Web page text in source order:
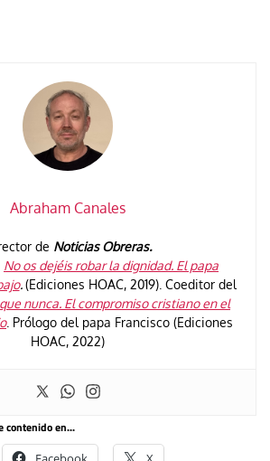
Abraham Canales
de Noticias Obreras.
No os dejéis robar la dignidad. El papa
.(Ediciones HOAC, 2019). Coeditor del
nunca. El compromiso cristiano en el
. Prólogo del papa Francisco (Ediciones
HOAC, 2022)
contenido en...